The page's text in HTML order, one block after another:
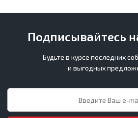
Подписывайтесь
Будьте в курсе последних
и выгодных